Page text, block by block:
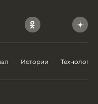
Истории Технологии